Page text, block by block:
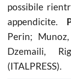
possibile
appendicite.
Perin;
Dzemaili,
(ITALPRESS).